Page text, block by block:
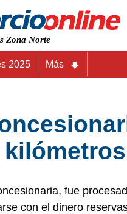
Zona Norte
2025 Más
kilómetros
fue
con el dinero